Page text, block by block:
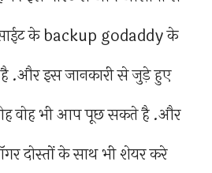
के backup godaddy के
इस जानकारी से जुड़े हुए
वोह भी आप पूछ सकते है .और
दोस्तों के साथ भी शेयर करे